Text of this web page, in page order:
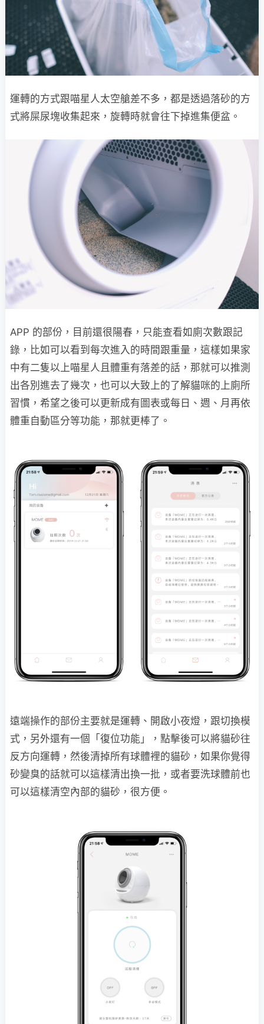
運轉的方式跟喵星人太空艙差不多，都是透過落砂的方
式將屎尿塊收集起來，旋轉時就會往下掉進集便盆。
APP 的部份，目前還很陽春，只能查看如廁次數跟記
錄，比如可以看到每次進入的時間跟重量，這樣如果家
中有二隻以上喵星人且體重有落差的話，那就可以推測
出各別進去了幾次，也可以大致上的了解貓咪的上廁所
習慣，希望之後可以更新成有圖表或每日、週、月再依
體重自動區分等功能，那就更棒了。
遠端操作的部份主要就是運轉、開啟小夜燈，跟切換模
式，另外還有一個「復位功能」，點擊後可以將貓砂往
反方向運轉，然後清掉所有球體裡的貓砂，如果你覺得
砂變臭的話就可以這樣清出換一批，或者要洗球體前也
可以這樣清空內部的貓砂，很方便。